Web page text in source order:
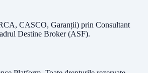
CASCO, Garanții) prin Consultant
Destine Broker (ASF).